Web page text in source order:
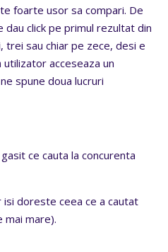
foarte usor sa compari. De
dau click pe primul rezultat din
trei sau chiar pe zece, desi e
acceseaza un
spune doua lucruri
ce cauta la concurenta
doreste ceea ce a cautat
mai mare).